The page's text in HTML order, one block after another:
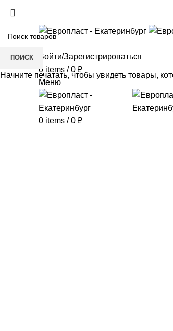
Войти/Зарегистрироваться
0 items / 0 ₽
Меню
0 items / 0 ₽
ПОИСК
Начните печатать, чтобы увидеть товары,